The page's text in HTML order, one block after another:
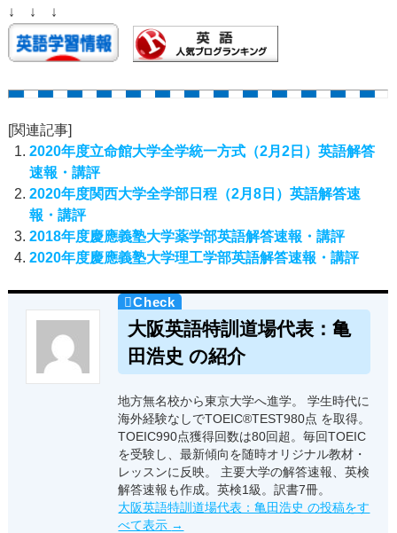
↓ ↓ ↓
[関連記事]
2020年度立命館大学全学統一方式（2月2日）英語解答
速報・講評
2020年度関西大学全学部日程（2月8日）英語解答速
報・講評
2018年度慶應義塾大学薬学部英語解答速報・講評
2020年度慶應義塾大学理工学部英語解答速報・講評
大阪英語特訓道場代表：亀
田浩史 の紹介
地方無名校から東京大学へ進学。 学生時代に
海外経験なしでTOEIC®TEST980点 を取得。
TOEIC990点獲得回数は80回超。毎回TOEIC
を受験し、最新傾向を随時オリジナル教材・
レッスンに反映。 主要大学の解答速報、英検
解答速報も作成。英検1級。訳書7冊。
大阪英語特訓道場代表：亀田浩史 の投稿をす
べて表示 →